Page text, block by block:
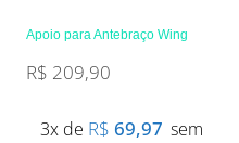
Apoio para Antebraço Wing
R$ 209,90
3x de R$ 69,97 sem